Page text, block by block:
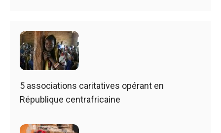
5 associations caritatives opérant en
République centrafricaine